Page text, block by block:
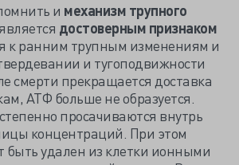
и механизм трупного
достоверным признаком
к ранним трупным изменениям и
и тугоподвижности
смерти прекращается доставка
АТФ больше не образуется.
просачиваются внутрь
концентраций. При этом
быть удален из клетки ионными